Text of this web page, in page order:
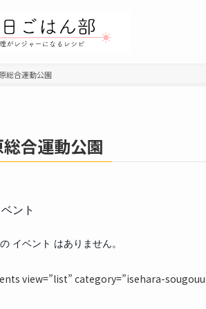
総合運動公園
合運動公園
ント
イベント はありません。
view=”list” category=”isehara-